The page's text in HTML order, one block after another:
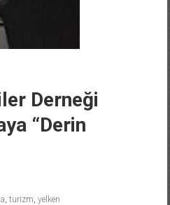
Derneği
“Derin
, turizm, yelken